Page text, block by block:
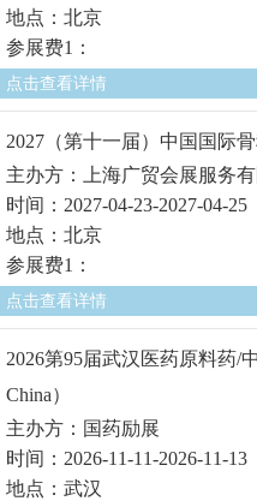
地点：北京
参展费1：
点击查看详情
2027（第十一届）中国国际
主办方：上海广贸会展服务有
时间：2027-04-23-2027-04-25
地点：北京
参展费1：
点击查看详情
2026第95届武汉医药原料药/
China）
主办方：国药励展
时间：2026-11-11-2026-11-13
地点：武汉